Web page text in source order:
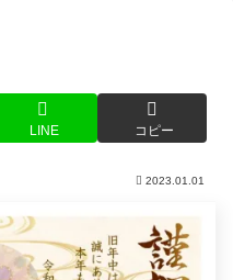
LINE コピー
2023.01.01